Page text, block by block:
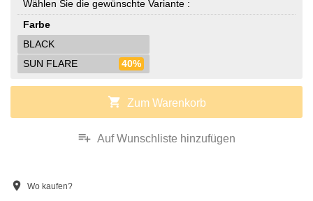
Wählen Sie die gewünschte Variante :
Farbe
BLACK
SUN FLARE
40%
shopping_cart Zum Warenkorb
playlist_add Auf Wunschliste hinzufügen
location_on Wo kaufen?